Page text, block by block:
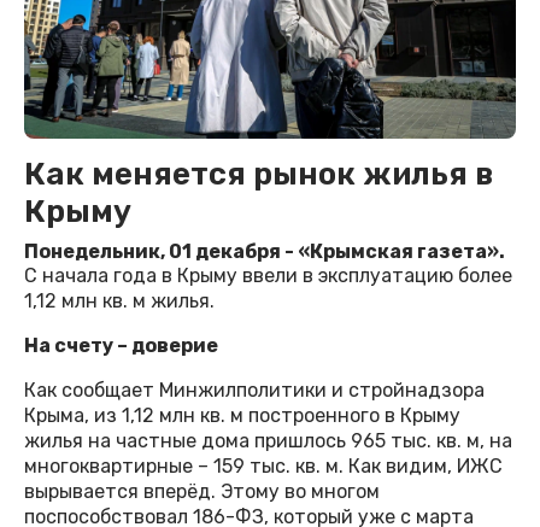
Как меняется рынок жилья в
Крыму
Понедельник, 01 декабря - «Крымская газета».
С начала года в Крыму ввели в эксплуатацию более
1,12 млн кв. м жилья.
На счету – доверие
Как сообщает Минжилполитики и стройнадзора
Крыма, из 1,12 млн кв. м построенного в Крыму
жилья на частные дома пришлось 965 тыс. кв. м, на
многоквартирные – 159 тыс. кв. м. Как видим, ИЖС
вырывается вперёд. Этому во многом
поспособствовал 186-ФЗ, который уже с марта